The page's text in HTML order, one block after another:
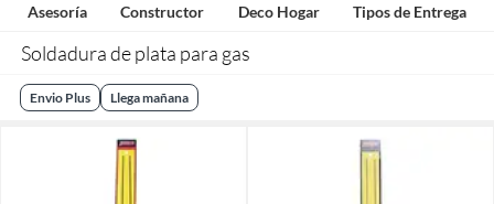
Asesoría Constructor Deco Hogar Tipos de Entrega
Soldadura de plata para gas
Envio Plus Llega mañana